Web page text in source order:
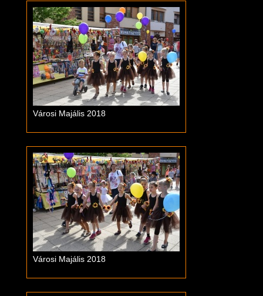
Városi Majális 2018
Városi Majális 2018